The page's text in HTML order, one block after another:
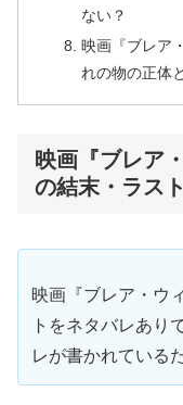
ない？
映画『ブレア
れの物の正体
映画『ブレア
の結末・ラス
映画『ブレア・ウ
トをネタバレあり
レが書かれている